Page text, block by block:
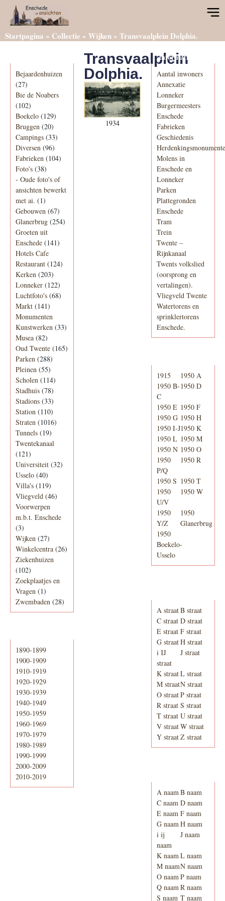
Startpagina » Collectie » Wijken» Transvaalplein Dolphia.
Bejaardenhuizen
(27)
Bie de Noabers
(102)
Boekelo (129)
Bruggen (20)
Campings (33)
Diversen (96)
Fabrieken (104)
Foto's (38)
- Oude foto's of
ansichten bewerkt
met ai. (1)
Gebouwen (67)
Glanerbrug (254)
Groeten uit
Enschede (141)
Hotels Cafe
Restaurant (124)
Kerken (203)
Lonneker (122)
Luchtfoto's (68)
Markt (141)
Monumenten
Kunstwerken (33)
Musea (82)
Oud Twente (165)
Parken (288)
Pleinen (55)
Scholen (114)
Stadhuis (78)
Stadions (33)
Station (110)
Straten (1016)
Tunnels (19)
Twentekanaal
(121)
Universiteit (32)
Usselo (40)
Villa's (119)
Vliegveld (46)
Voorwerpen
m.b.t. Enschede
(3)
Wijken (27)
Winkelcentra (26)
Ziekenhuizen
(102)
Zoekplaatjes en
Vragen (1)
Zwembaden (28)
1890-1899
1900-1909
1910-1919
1920-1929
1930-1939
1940-1949
1950-1959
1960-1969
1970-1979
1980-1989
1990-1999
2000-2009
2010-2019
Transvaalplein
Dolphia.
1934
Informatie
Aantal inwoners
Annexatie
Lonneker
Burgermeesters
Enschede
Fabrieken
Geschiedenis
Molens in
Enschede en
Lonneker
Parken
Plattegronden
Enschede
Tram
Trein
Twente –
Rijnkanaal
Twents volkslied
(oorsprong en
vertalingen).
Vliegveld Twente
Watertorens en
sprinklertorens
Enschede.
1915
1950 A
1950 B-
C
1950 D
1950 E 1950 F
1950 G 1950 H
1950 I-J1950 K
1950 L 1950 M
1950 N 1950 O
1950
P/Q
1950 R
1950 S 1950 T
1950
U/V
1950 W
1950
Y/Z
1950
Glanerbrug
1950
Boekelo-
Usselo
A straatB straat
C straat D straat
E straat F straat
G straatH straat
i IJ
straat
J straat
K straatL straat
M straatN straat
O straatP straat
R straat S straat
T straat U straat
V straatW straat
Y straatZ straat
A naamB naam
C naam D naam
E naam F naam
G naamH naam
i ij
naam
J naam
K naamL naam
M naamN naam
O naamP naam
Q naamR naam
S naam T naam